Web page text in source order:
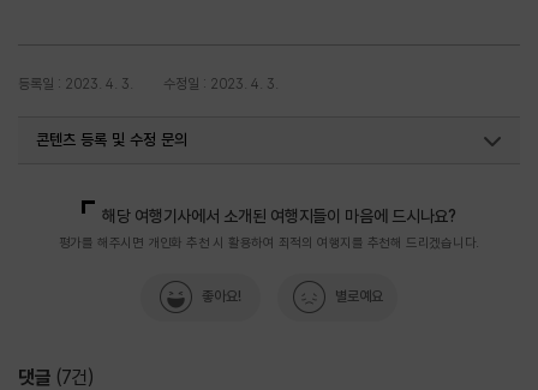
등록일 : 2023. 4. 3. 수정일 : 2023. 4. 3.
콘텐츠 등록 및 수정 문의
해당 여행기사에서 소개된 여행지들이 마음에 드시나요?
평가를 해주시면 개인화 추천 시 활용하여 최적의 여행지를 추천해 드리겠습니다.
좋아요! 별로예요
댓글 (7건)